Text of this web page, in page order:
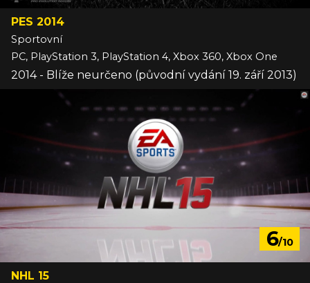
PES 2014
Sportovní
PC, PlayStation 3, PlayStation 4, Xbox 360, Xbox One
2014 - Blíže neurčeno (původní vydání 19. září 2013)
6/10
NHL 15